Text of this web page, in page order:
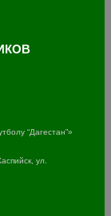
“Дагестан”»
ул.